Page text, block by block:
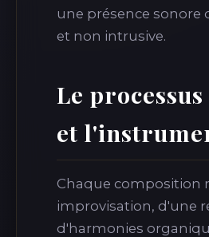
une présence sonore
et non intrusive.
Le
et
Chaque composition
improvisation, d'une
d'harmonies